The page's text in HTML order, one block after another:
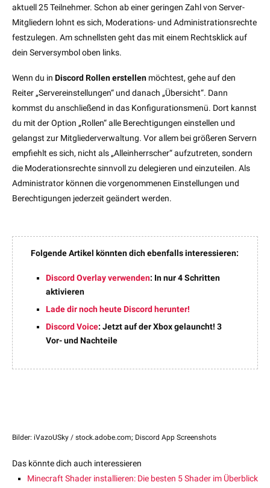
aktuell 25 Teilnehmer. Schon ab einer geringen Zahl von Server-
Mitgliedern lohnt es sich, Moderations- und Administrationsrechte
festzulegen. Am schnellsten geht das mit einem Rechtsklick auf
dein Serversymbol oben links.
Wenn du in Discord Rollen erstellen möchtest, gehe auf den
Reiter „Servereinstellungen“ und danach „Übersicht“. Dann
kommst du anschließend in das Konfigurationsmenü. Dort kannst
du mit der Option „Rollen“ alle Berechtigungen einstellen und
gelangst zur Mitgliederverwaltung. Vor allem bei größeren Servern
empfiehlt es sich, nicht als „Alleinherrscher“ aufzutreten, sondern
die Moderationsrechte sinnvoll zu delegieren und einzuteilen. Als
Administrator können die vorgenommenen Einstellungen und
Berechtigungen jederzeit geändert werden.
Folgende Artikel könnten dich ebenfalls interessieren:
Discord Overlay verwenden: In nur 4 Schritten
aktivieren
Lade dir noch heute Discord herunter!
Discord Voice: Jetzt auf der Xbox gelauncht! 3
Vor- und Nachteile
Bilder: iVazoUSky / stock.adobe.com; Discord App Screenshots
Das könnte dich auch interessieren
Minecraft Shader installieren: Die besten 5 Shader im Überblick